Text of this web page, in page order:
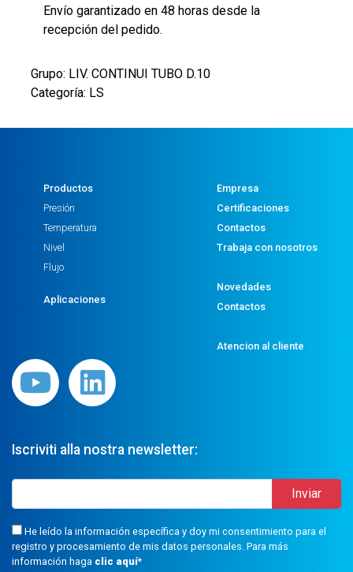
Envío garantizado en 48 horas desde la
recepción del pedido.
Grupo: LIV. CONTINUI TUBO D.10
Categoría: LS
Productos
Presión
Temperatura
Nivel
Flujo
Aplicaciones
Empresa
Certificaciones
Contactos
Trabaja con nosotros
Novedades
Contactos
Atencion al cliente
Iscriviti alla nostra newsletter:
He leído la información específica y doy mi consentimiento para el
registro y procesamiento de mis datos personales. Para más
información haga clic aquí*